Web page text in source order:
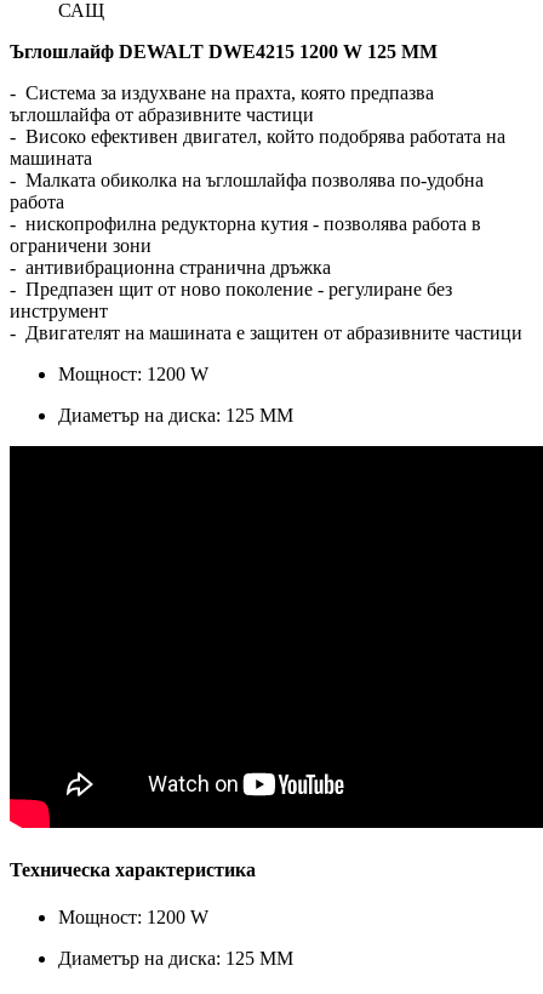
САЩ
Ъглошлайф DEWALT DWE4215 1200 W 125 ММ
- Система за издухване на прахта, която предпазва
ъглошлайфа от абразивните частици
- Високо ефективен двигател, който подобрява работата на
машината
- Малката обиколка на ъглошлайфа позволява по-удобна
работа
- нископрофилна редукторна кутия - позволява работа в
ограничени зони
- антивибрационна странична дръжка
- Предпазен щит от ново поколение - регулиране без
инструмент
- Двигателят на машината е защитен от абразивните частици
Мощност: 1200 W
Диаметър на диска: 125 ММ
Техническа характеристика
Мощност: 1200 W
Диаметър на диска: 125 ММ